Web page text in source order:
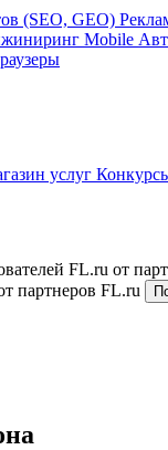
(SEO, GEO)
Mobile
услуг
FL.ru от
партнеров FL.ru